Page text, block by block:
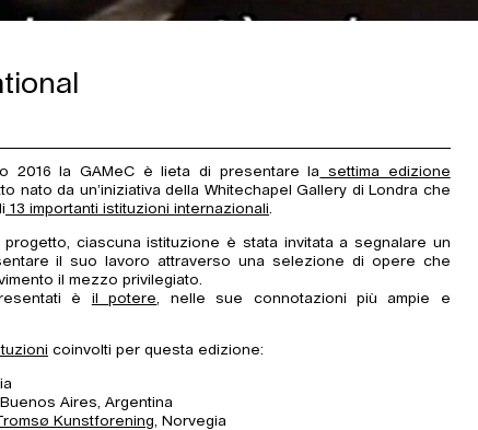
2016 la GAMeC è lieta di presentare la
settima edizione
nato da un’iniziativa della Whitechapel Gallery di Londra che
13 importanti istituzioni internazionali.
ciascuna istituzione è stata invitata a segnalare un
il suo lavoro attraverso una selezione di opere che
il mezzo privilegiato.
è il potere, nelle sue connotazioni più ampie e
coinvolti per questa edizione:
, Buenos Aires, Argentina
Kunstforening , Norvegia